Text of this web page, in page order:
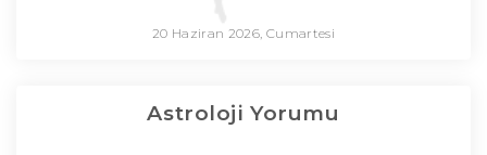
20 Haziran 2026, Cumartesi
Astroloji Yorumu